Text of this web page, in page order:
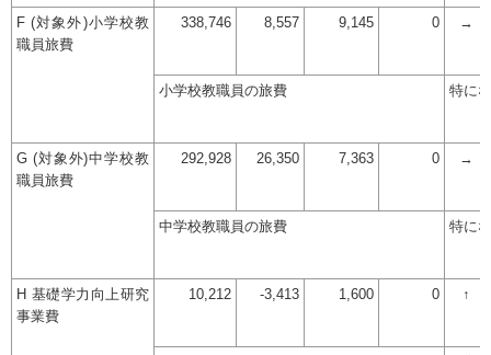
F (対象外)小学校教
職員旅費
338,746 8,557 9,145 0 →
小学校教職員の旅費 特に
G (対象外)中学校教
職員旅費
292,928 26,350 7,363 0 →
中学校教職員の旅費 特に
H 基礎学力向上研究
事業費
10,212 -3,413 1,600 0 ↑